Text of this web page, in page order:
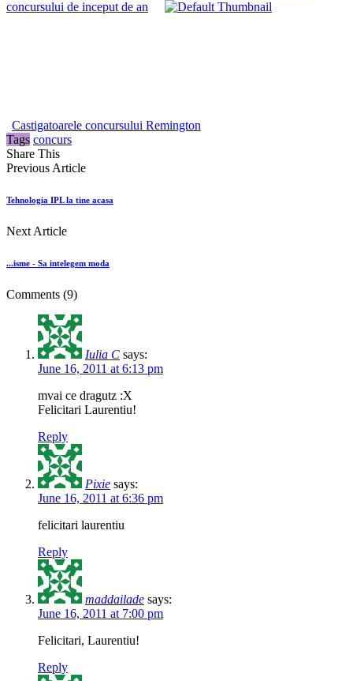
concursului de inceput de an
Castigatoarele concursului Remington
Tags concurs
Share This
Previous Article
Tehnologia IPL la tine acasa
Next Article
...isme - Sa intelegem moda
Comments (9)
Iulia C says:
June 16, 2011 at 6:13 pm
mvai ce dragutz :X
Felicitari Laurentiu!
Reply
Pixie says:
June 16, 2011 at 6:36 pm
felicitari laurentiu
Reply
maddailade says:
June 16, 2011 at 7:00 pm
Felicitari, Laurentiu!
Reply